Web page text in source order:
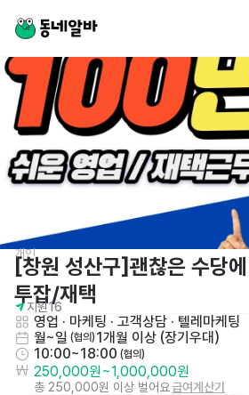
개인
[창원 성산구]괜찮은 수당
투잡/재택
지원16
영업 · 마케팅 · 고객상담 · 텔레마케팅
월~일 (협의) 1개월 이상 (장기우대)
10:00~18:00 (협의)
250,000원~1,000,000원
총 250,000원 이상 벌어요급여계산기